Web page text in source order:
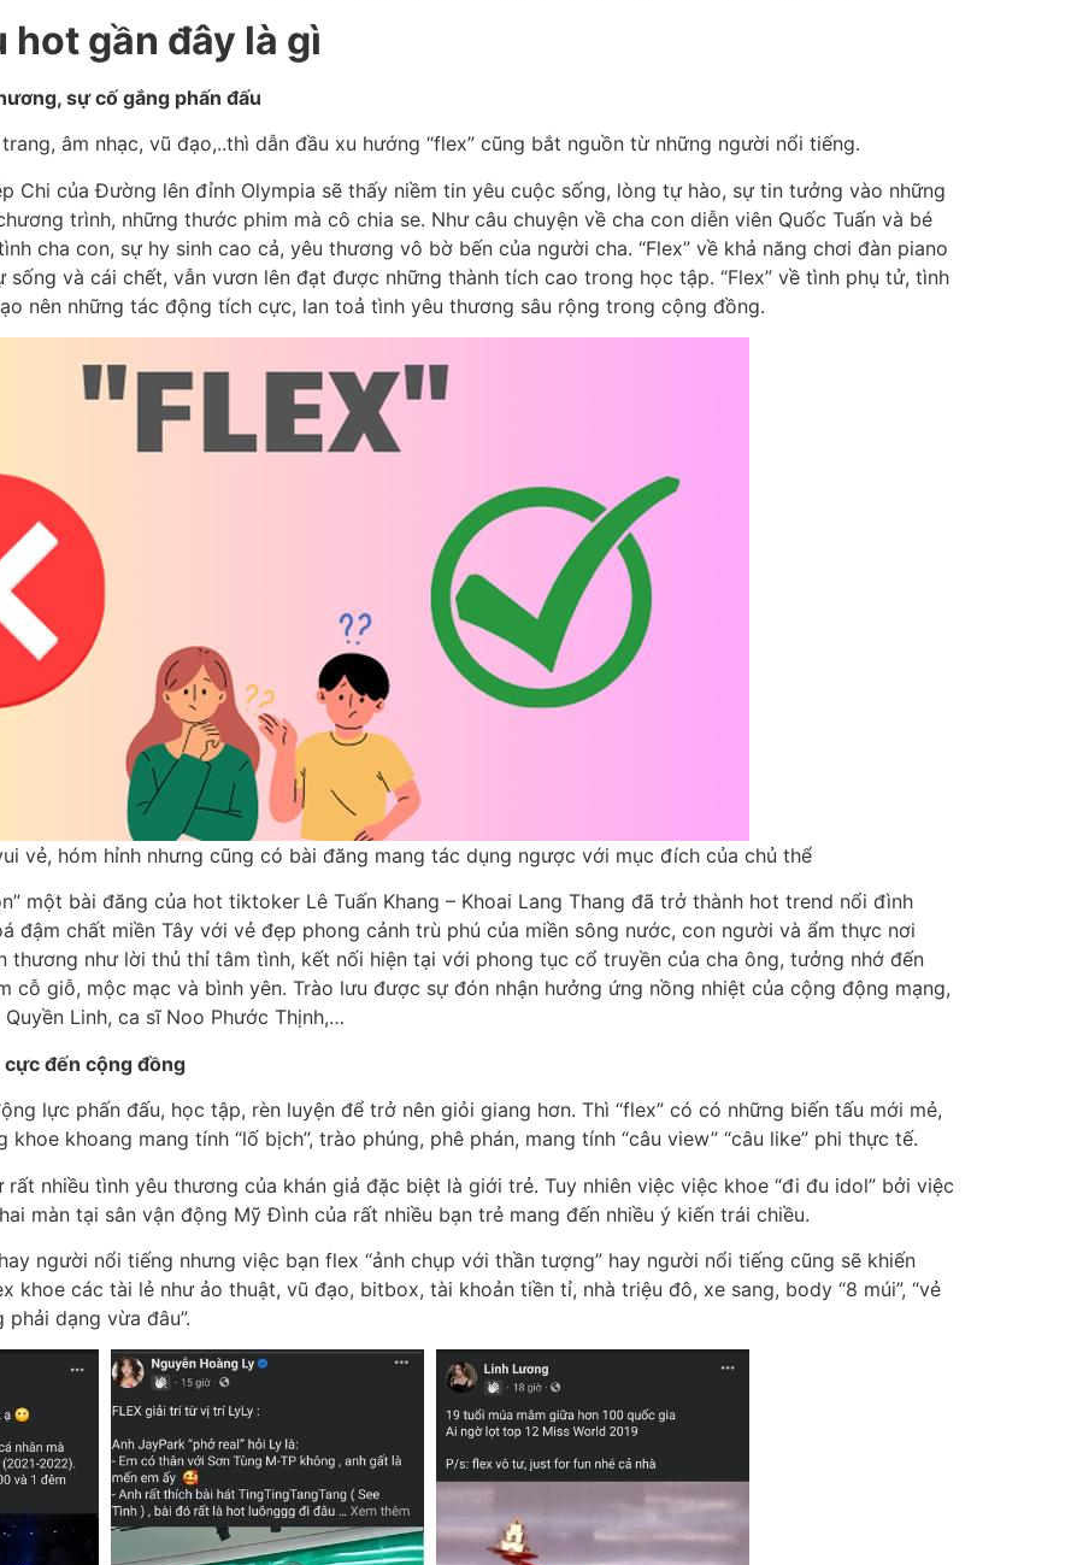
gần đây là gì
sự cố gắng phấn đấu
âm nhạc, vũ đạo,..thì dẫn đầu xu hướng “flex” cũng bắt nguồn từ những người nổi tiếng.
Chi của Đường lên đỉnh Olympia sẽ thấy niềm tin yêu cuộc sống, lòng tự hào, sự tin tưởng vào những
trình, những thước phim mà cô chia se. Như câu chuyện về cha con diễn viên Quốc Tuấn và bé
cha con, sự hy sinh cao cả, yêu thương vô bờ bến của người cha. “Flex” về khả năng chơi đàn piano
và cái chết, vẫn vươn lên đạt được những thành tích cao trong học tập. “Flex” về tình phụ tử, tình
nên những tác động tích cực, lan toả tình yêu thương sâu rộng trong cộng đồng.
vẻ, hóm hỉnh nhưng cũng có bài đăng mang tác dụng ngược với mục đích của chủ thể
một bài đăng của hot tiktoker Lê Tuấn Khang – Khoai Lang Thang đã trở thành hot trend nổi đình
đậm chất miền Tây với vẻ đẹp phong cảnh trù phú của miền sông nước, con người và ẩm thực nơi
thương như lời thủ thỉ tâm tình, kết nối hiện tại với phong tục cổ truyền của cha ông, tưởng nhớ đến
cỗ giỗ, mộc mạc và bình yên. Trào lưu được sự đón nhận hưởng ứng nồng nhiệt của cộng động mạng,
Linh, ca sĩ Noo Phước Thịnh,…
đến cộng đồng
lực phấn đấu, học tập, rèn luyện để trở nên giỏi giang hơn. Thì “flex” có có những biến tấu mới mẻ,
khoang mang tính “lố bịch”, trào phúng, phê phán, mang tính “câu view” “câu like” phi thực tế.
rất nhiều tình yêu thương của khán giả đặc biệt là giới trẻ. Tuy nhiên việc việc khoe “đi đu idol” bởi việc
màn tại sân vận động Mỹ Đình của rất nhiều bạn trẻ mang đến nhiều ý kiến trái chiều.
người nổi tiếng nhưng việc bạn flex “ảnh chụp với thần tượng” hay người nổi tiếng cũng sẽ khiến
khoe các tài lẻ như ảo thuật, vũ đạo, bitbox, tài khoản tiền tỉ, nhà triệu đô, xe sang, body “8 múi”, “vẻ
dạng vừa đâu”.